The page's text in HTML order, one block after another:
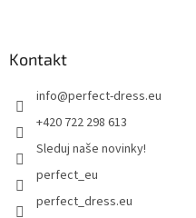
Kontakt
info@perfect-dress.eu
+420 722 298 613
Sleduj naše novinky!
perfect_eu
perfect_dress.eu